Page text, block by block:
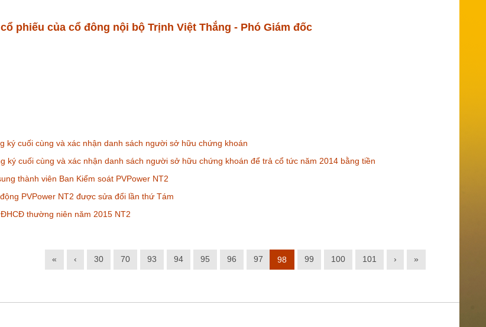
phiếu của cổ đông nội bộ Trịnh Việt Thắng - Phó Giám đốc
ký cuối cùng và xác nhận danh sách người sở hữu chứng khoán
ký cuối cùng và xác nhận danh sách người sở hữu chứng khoán để trả cổ tức năm 2014 bằng tiền
thành viên Ban Kiểm soát PVPower NT2
PVPower NT2 được sửa đổi lần thứ Tám
thường niên năm 2015 NT2
« ‹ 30 70 93 94 95 96 97 98 99 100 101 › »